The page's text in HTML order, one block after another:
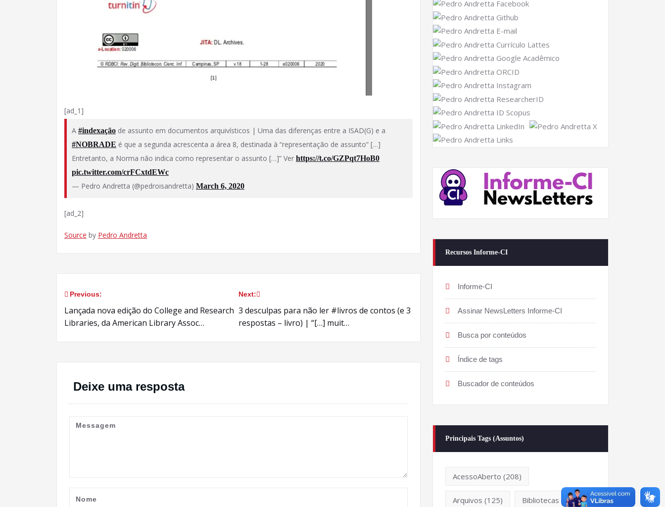
[ad_1]
A #indexação de assunto em documentos arquivísticos | Uma das diferenças entre a ISAD(G) e a
#NOBRADE é que a segunda acrescenta a área 8, destinada à “representação de assunto” […]
Entretanto, a Norma não indica como representar o assunto […]” Ver https://t.co/GZPqt7HoB0
pic.twitter.com/crFCxtdEWc
— Pedro Andretta (@pedroisandretta) March 6, 2020
[ad_2]
Source by Pedro Andretta
Navegação
de
Previous:
Lançada nova edição do College and Research
Libraries, da American Library Assoc…
Next:
3 desculpas para não ler #livros de contos (e 3
respostas – livro) | “[…] muit…
Deixe uma resposta
Recursos Informe-CI
Informe-CI
Assinar NewsLetters Informe-CI
Busca por conteúdos
Índice de tags
Buscador de conteúdos
Principais Tags (Assuntos)
AcessoAberto (208)
Arquivos (125) Bibliotecas (1053)